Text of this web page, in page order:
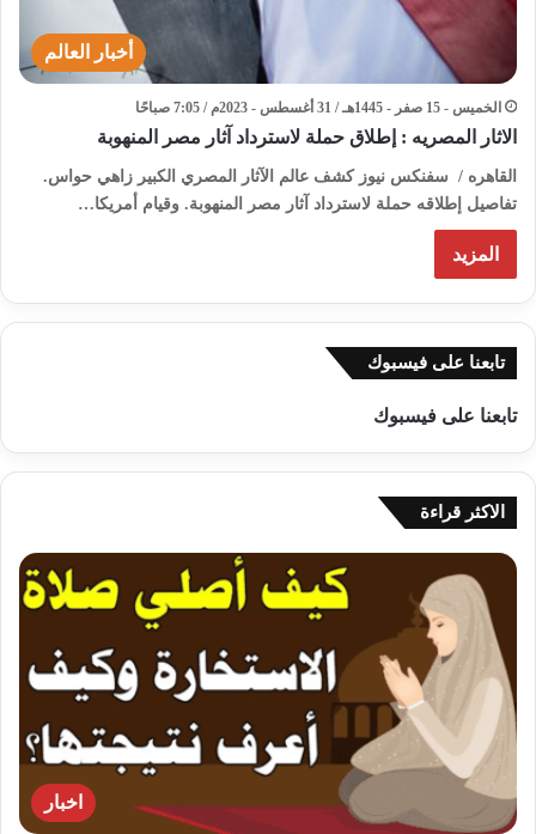
أخبار العالم
الخميس - 15 صفر - 1445هـ / 31 أغسطس - 2023م / 7:05 صباحًا
الاثار المصريه : إطلاق حملة لاسترداد آثار مصر المنهوبة
القاهره / سفنكس نيوز كشف عالم الآثار المصري الكبير زاهي حواس.
تفاصيل إطلاقه حملة لاسترداد آثار مصر المنهوبة. وقيام أمريكا…
المزيد
تابعنا على فيسبوك
تابعنا على فيسبوك
الاكثر قراءة
اخبار